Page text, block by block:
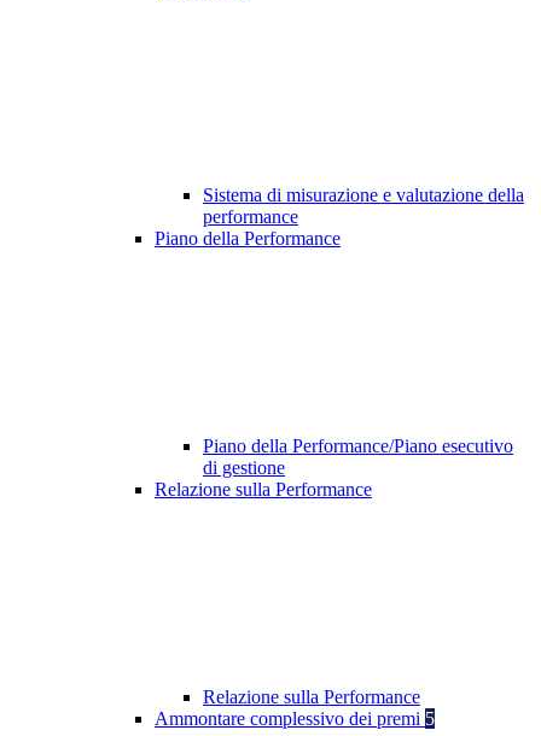
Sistema di misurazione e valutazione della
performance
Piano della Performance
Piano della Performance/Piano esecutivo
di gestione
Relazione sulla Performance
Relazione sulla Performance
Ammontare complessivo dei premi 5